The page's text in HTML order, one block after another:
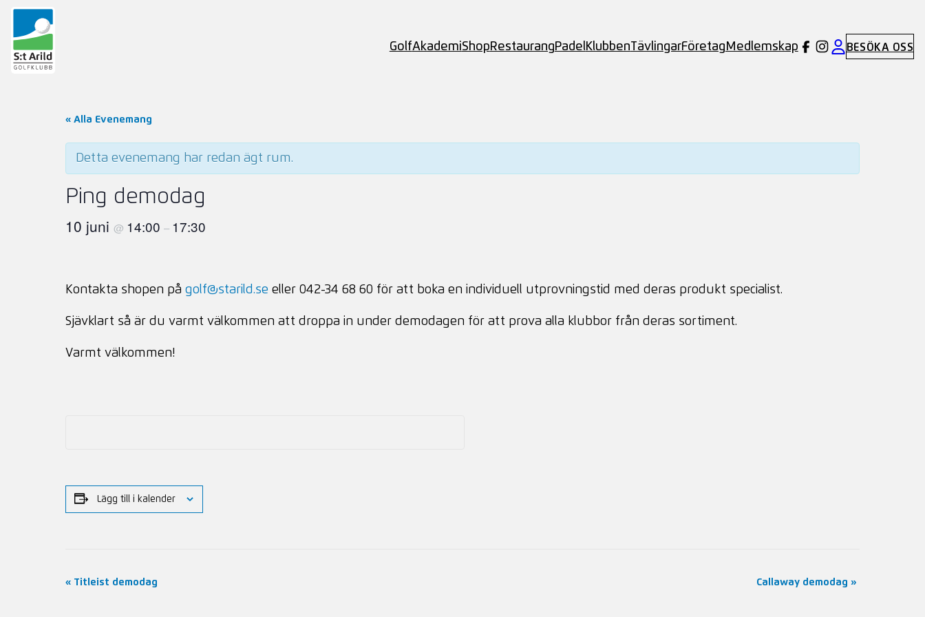
GolfAkademiShopRestaurangPadelKlubbenTävlingarFöretag Medlemskap BESÖKA OSS
« Alla Evenemang
Detta evenemang har redan ägt rum.
Ping demodag
10 juni@ 14:00– 17:30
Kontakta shopen pågolf@starild.se eller 042-34 68 60 för att boka en individuell utprovningstid med deras produkt specialist.
Sjävklart så är du varmt välkommen att droppa in under demodagen för att prova alla klubbor från deras sortiment.
Varmt välkommen!
Lägg till i kalender
Evenemang-
« Titleist demodag Callaway demodag »